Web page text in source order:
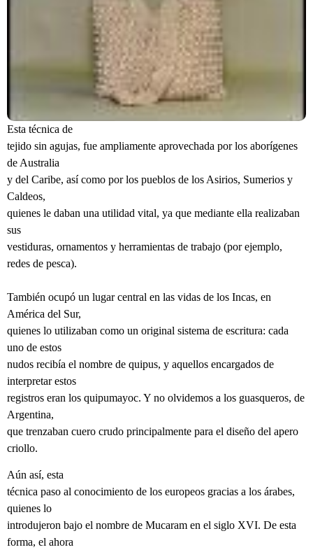
Esta técnica de
tejido sin agujas, fue ampliamente aprovechada por los aborígenes
de Australia
y del Caribe, así como por los pueblos de los Asirios, Sumerios y
Caldeos,
quienes le daban una utilidad vital, ya que mediante ella realizaban
sus
vestiduras, ornamentos y herramientas de trabajo (por ejemplo,
redes de pesca).
También ocupó un lugar central en las vidas de los Incas, en
América del Sur,
quienes lo utilizaban como un original sistema de escritura: cada
uno de estos
nudos recibía el nombre de quipus, y aquellos encargados de
interpretar estos
registros eran los quipumayoc. Y no olvidemos a los guasqueros, de
Argentina,
que trenzaban cuero crudo principalmente para el diseño del apero
criollo.
Aún así, esta
técnica paso al conocimiento de los europeos gracias a los árabes,
quienes lo
introdujeron bajo el nombre de Mucaram en el siglo XVI. De esta
forma, el ahora